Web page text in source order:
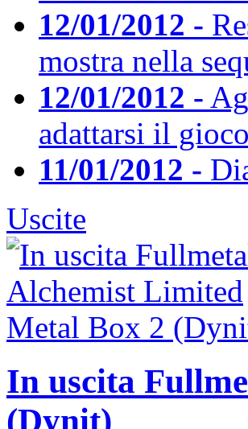
12/01/2012 -
mostra nella
12/01/2012 -
adattarsi il gioco
11/01/2012 -
Uscite
In uscita
(Dynit)